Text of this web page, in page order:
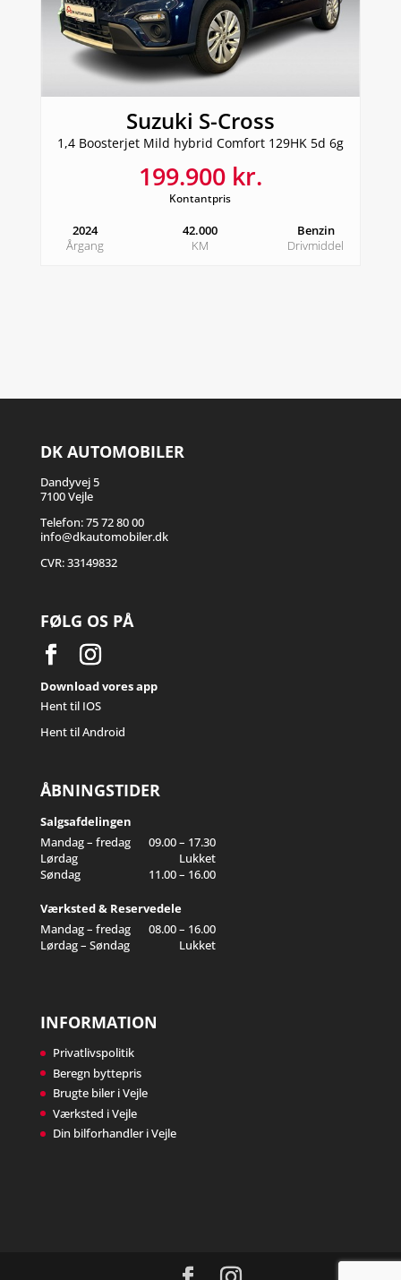
Suzuki S-Cross
1,4 Boosterjet Mild hybrid Comfort 129HK 5d 6g
199.900 kr.
Kontantpris
2024
Årgang
42.000
KM
Benzin
Drivmiddel
DK AUTOMOBILER
Dandyvej 5
7100 Vejle
Telefon: 75 72 80 00
info@dkautomobiler.dk
CVR: 33149832
FØLG OS PÅ
Download vores app
Hent til IOS
Hent til Android
ÅBNINGSTIDER
Salgsafdelingen
Mandag – fredag
09.00 – 17.30
Lørdag
Lukket
Søndag
11.00 – 16.00
Værksted & Reservedele
Mandag – fredag
08.00 – 16.00
Lørdag – Søndag
Lukket
INFORMATION
Privatlivspolitik
Beregn byttepris
Brugte biler i Vejle
Værksted i Vejle
Din bilforhandler i Vejle